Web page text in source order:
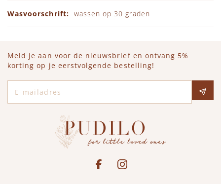
wassen op 30 graden
Meld je aan voor de nieuwsbrief en ontvang 5%
korting op je eerstvolgende bestelling!
See our FacebookBekijk onze Instagram pagina